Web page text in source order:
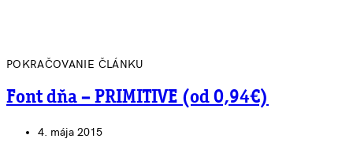
POKRAČOVANIE ČLÁNKU
Font dňa – PRIMITIVE (od 0,94€)
4. mája 2015